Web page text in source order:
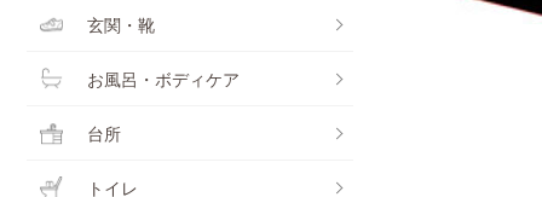
玄関・靴
お風呂・ボディケア
台所
トイレ